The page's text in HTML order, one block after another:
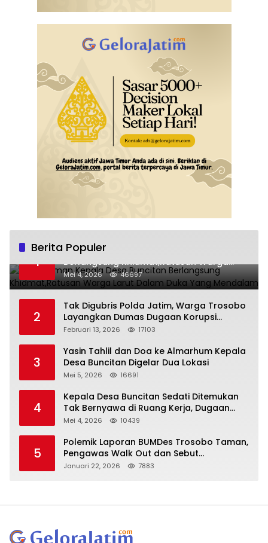
Berita Populer
1
Pemakaman Kepala Desa Buncitan
Berlangsung Khidmat,Ratusan Warga
Larut Dalam Duka Yang Mendalam
Mei 4, 2026 46697
2
Tak Digubris Polda Jatim, Warga Trosobo
Layangkan Dumas Dugaan Korupsi
Oknum DPRD Sidoarjo ke Kapolri
Februari 13, 2026 17103
3
Yasin Tahlil dan Doa ke Almarhum Kepala
Desa Buncitan Digelar Dua Lokasi
Mei 5, 2026 16691
4
Kepala Desa Buncitan Sedati Ditemukan
Tak Bernyawa di Ruang Kerja, Dugaan
Bunuh Diri Menguat
Mei 4, 2026 10439
5
Polemik Laporan BUMDes Trosobo Taman,
Pengawas Walk Out dan Sebut
Kejanggalan
Januari 22, 2026 7883